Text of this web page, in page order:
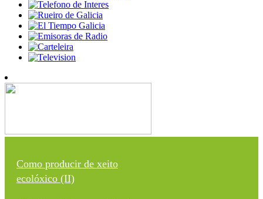
Como producir de xeito
ecolóxico (II)